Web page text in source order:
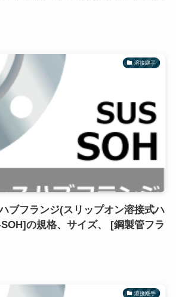
溶接継手
ブフランジ(スリップオン溶接式ハ
の規格、サイズ、 [鋼製管フラ
溶接継手